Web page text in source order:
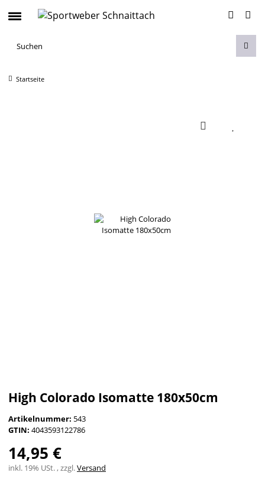
Startseite
High Colorado Isomatte 180x50cm
Artikelnummer: 543
GTIN: 4043593122786
14,95 €
inkl. 19% USt. , zzgl.Versand